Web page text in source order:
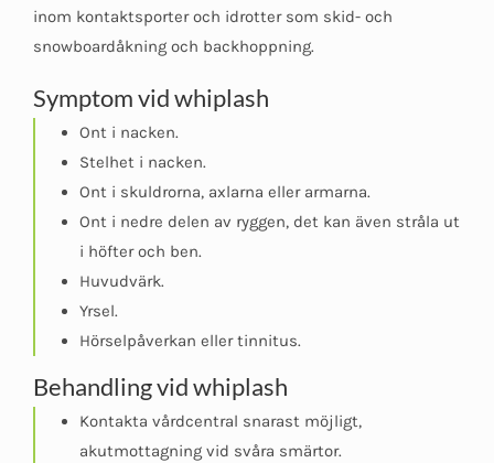
inom kontaktsporter och idrotter som skid- och
snowboardåkning och backhoppning.
Symptom vid whiplash
Ont i nacken.
Stelhet i nacken.
Ont i skuldrorna, axlarna eller armarna.
Ont i nedre delen av ryggen, det kan även stråla ut
i höfter och ben.
Huvudvärk.
Yrsel.
Hörselpåverkan eller tinnitus.
Behandling vid whiplash
Kontakta vårdcentral snarast möjligt,
akutmottagning vid svåra smärtor.